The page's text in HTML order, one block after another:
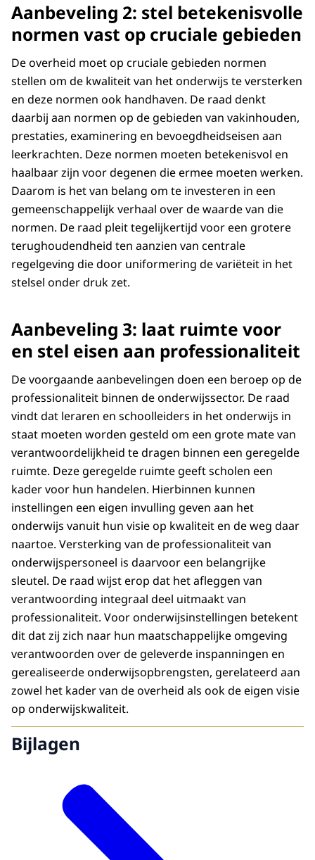
Aanbeveling 2: stel betekenisvolle
normen vast op cruciale gebieden
De overheid moet op cruciale gebieden normen
stellen om de kwaliteit van het onderwijs te versterken
en deze normen ook handhaven. De raad denkt
daarbij aan normen op de gebieden van vakinhouden,
prestaties, examinering en bevoegdheidseisen aan
leerkrachten. Deze normen moeten betekenisvol en
haalbaar zijn voor degenen die ermee moeten werken.
Daarom is het van belang om te investeren in een
gemeenschappelijk verhaal over de waarde van die
normen. De raad pleit tegelijkertijd voor een grotere
terughoudendheid ten aanzien van centrale
regelgeving die door uniformering de variëteit in het
stelsel onder druk zet.
Aanbeveling 3: laat ruimte voor
en stel eisen aan professionaliteit
De voorgaande aanbevelingen doen een beroep op de
professionaliteit binnen de onderwijssector. De raad
vindt dat leraren en schoolleiders in het onderwijs in
staat moeten worden gesteld om een grote mate van
verantwoordelijkheid te dragen binnen een geregelde
ruimte. Deze geregelde ruimte geeft scholen een
kader voor hun handelen. Hierbinnen kunnen
instellingen een eigen invulling geven aan het
onderwijs vanuit hun visie op kwaliteit en de weg daar
naartoe. Versterking van de professionaliteit van
onderwijspersoneel is daarvoor een belangrijke
sleutel. De raad wijst erop dat het afleggen van
verantwoording integraal deel uitmaakt van
professionaliteit. Voor onderwijsinstellingen betekent
dit dat zij zich naar hun maatschappelijke omgeving
verantwoorden over de geleverde inspanningen en
gerealiseerde onderwijsopbrengsten, gerelateerd aan
zowel het kader van de overheid als ook de eigen visie
op onderwijskwaliteit.
Bijlagen